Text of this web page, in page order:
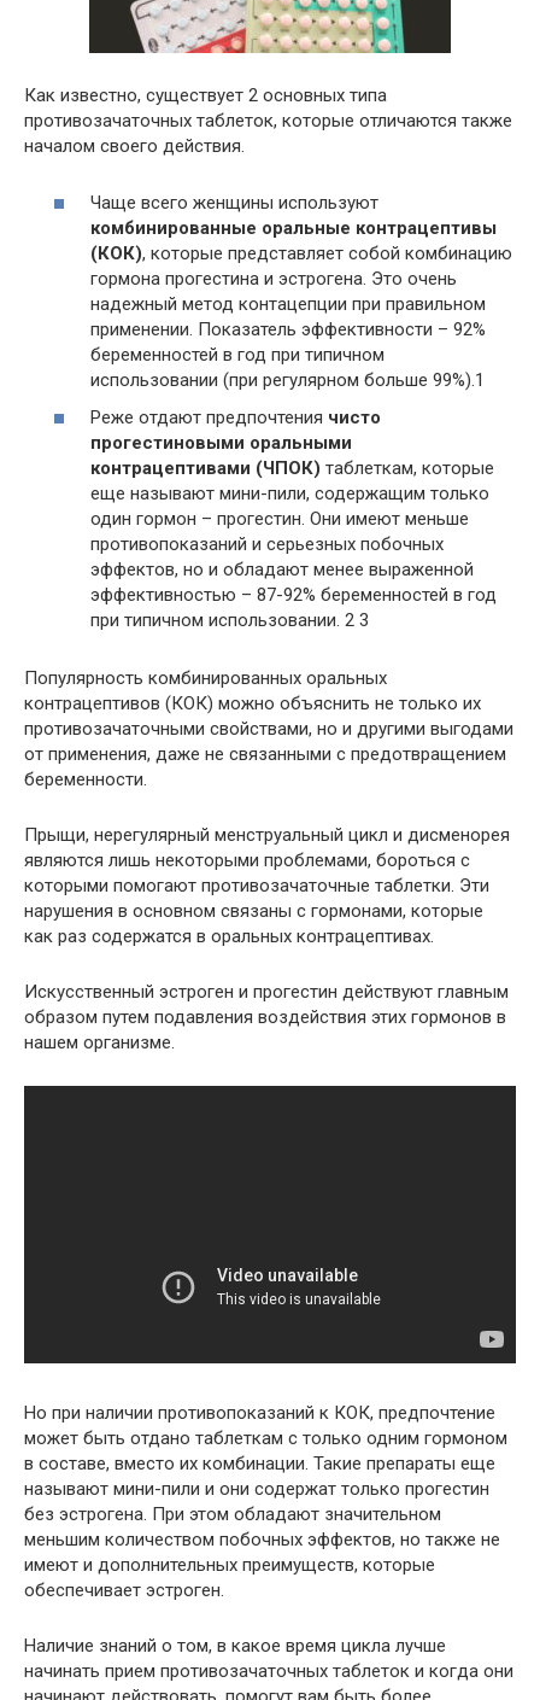
Как известно, существует 2 основных типа
противозачаточных таблеток, которые отличаются также
началом своего действия.
Чаще всего женщины используют
комбинированные оральные контрацептивы
(КОК), которые представляет собой комбинацию
гормона прогестина и эстрогена. Это очень
надежный метод контацепции при правильном
применении. Показатель эффективности – 92%
беременностей в год при типичном
использовании (при регулярном больше 99%).1
Реже отдают предпочтения чисто
прогестиновыми оральными
контрацептивами (ЧПОК) таблеткам, которые
еще называют мини-пили, содержащим только
один гормон – прогестин. Они имеют меньше
противопоказаний и серьезных побочных
эффектов, но и обладают менее выраженной
эффективностью – 87-92% беременностей в год
при типичном использовании. 2 3
Популярность комбинированных оральных
контрацептивов (КОК) можно объяснить не только их
противозачаточными свойствами, но и другими выгодами
от применения, даже не связанными с предотвращением
беременности.
Прыщи, нерегулярный менструальный цикл и дисменорея
являются лишь некоторыми проблемами, бороться с
которыми помогают противозачаточные таблетки. Эти
нарушения в основном связаны с гормонами, которые
как раз содержатся в оральных контрацептивах.
Искусственный эстроген и прогестин действуют главным
образом путем подавления воздействия этих гормонов в
нашем организме.
Но при наличии противопоказаний к КОК, предпочтение
может быть отдано таблеткам с только одним гормоном
в составе, вместо их комбинации. Такие препараты еще
называют мини-пили и они содержат только прогестин
без эстрогена. При этом обладают значительном
меньшим количеством побочных эффектов, но также не
имеют и дополнительных преимуществ, которые
обеспечивает эстроген.
Наличие знаний о том, в какое время цикла лучше
начинать прием противозачаточных таблеток и когда они